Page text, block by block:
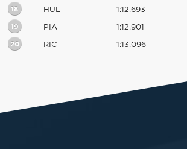
18 HUL 1:12.693
19 PIA 1:12.901
20 RIC 1:13.096